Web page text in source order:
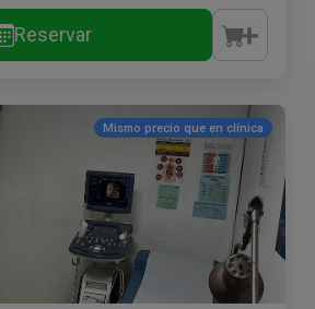
Reservar
Mismo precio que en clínica